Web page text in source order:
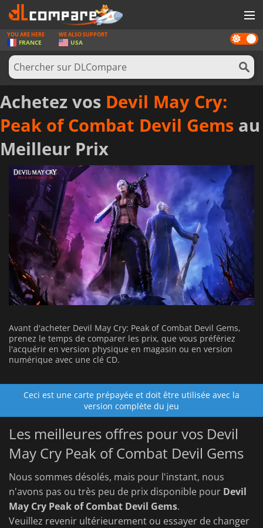
JEUX
CARTES PRÉPAYÉES
LOGICIELS
CONCOURS
MATÉRIEL
NEWS
SE CONNECTER OU S'INSCRIRE
Dark
mode
YOU ARE HERE
FRANCE
WE ALSO SUPPORT
USA
Achetez vos Devil May Cry:
Peak of Combat Devil Gems au
Meilleur Prix
Avant d'acheter Devil May Cry: Peak of Combat Devil Gems,
prenez le temps de comparer les prix, que vous préfériez
l'acquérir en version physique en magasin ou en version
numérique avec une clé CD.
Ceci est une carte prépayée et doit être utilisée avec la
version complète du jeu
Les meilleures offres pour vos Devil
May Cry Peak of Combat Devil Gems
Nous sommes désolés, mais pour l'instant, nous
n'avons pas ou très peu de prix disponible pour Devil
May Cry Peak of Combat Devil Gems.
Veuillez revenir ultérieurement ou essayer de changer